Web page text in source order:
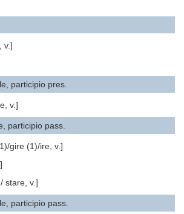
v.]
participio pres.
v.]
participio pass.
gire (1)/ire, v.]
stare, v.]
participio pass.